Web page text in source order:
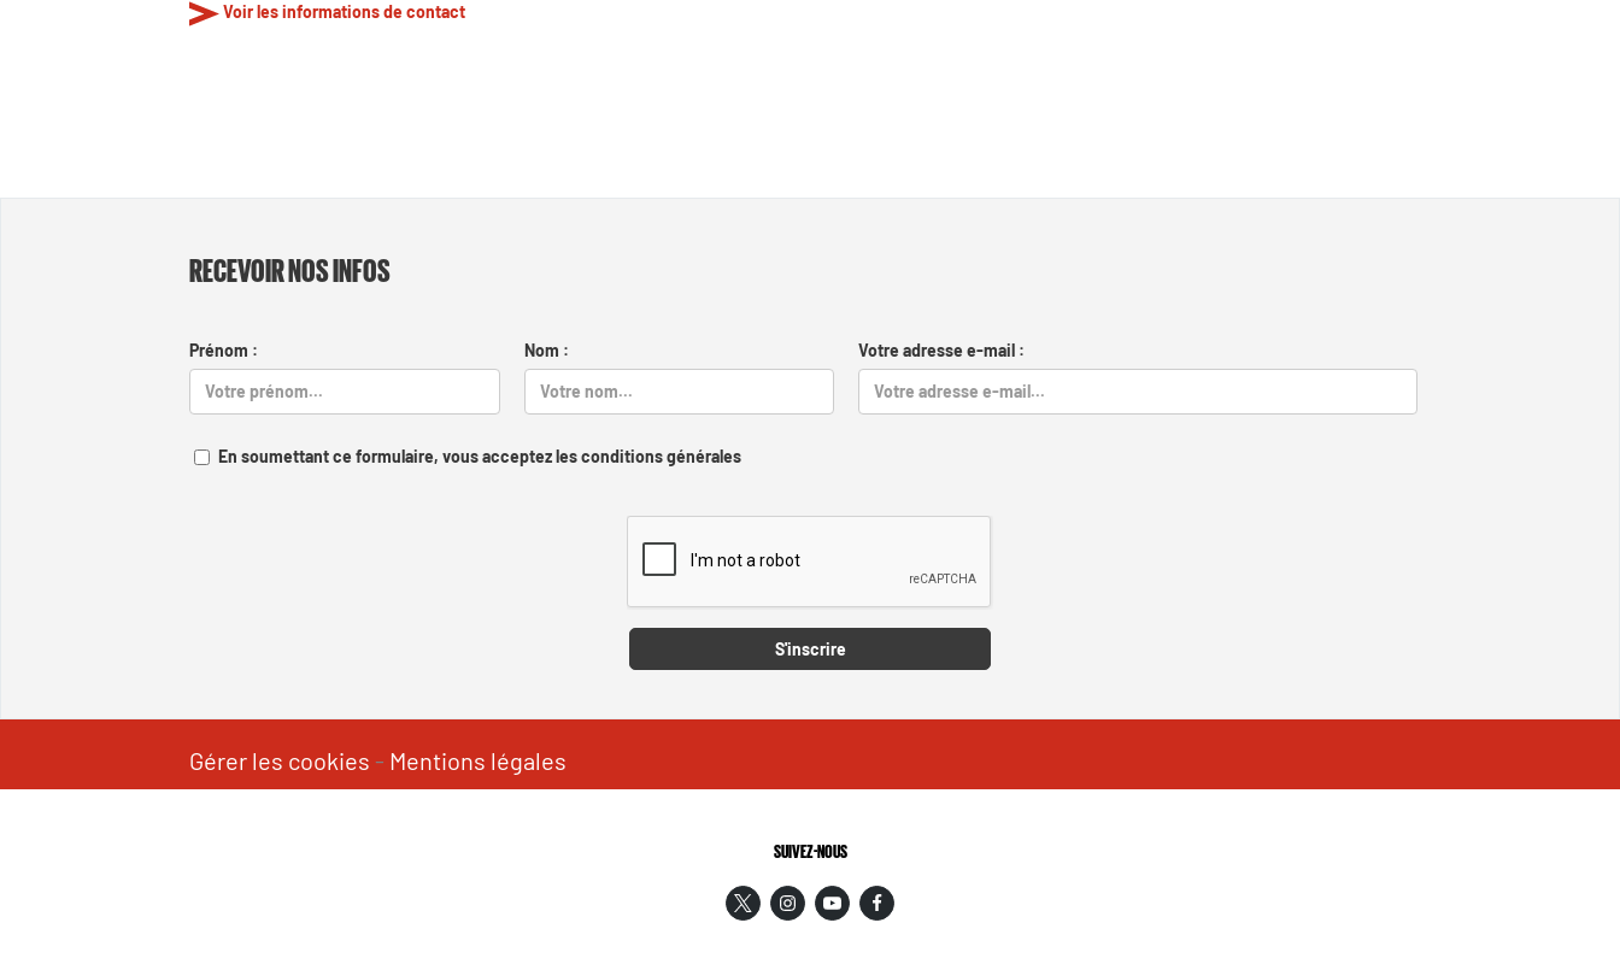
Voir les informations de contact
RECEVOIR NOS INFOS
Prénom : Nom : Votre adresse e-mail :
En soumettant ce formulaire, vous acceptez les conditions générales
S'inscrire
Gérer les cookies - Mentions légales
SUIVEZ-NOUS